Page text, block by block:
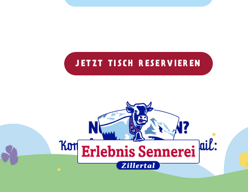
JETZT TISCH RESERVIEREN
NOCH FRAGEN?
Kontaktiere uns gerne per Mail:
info@bergrast.at